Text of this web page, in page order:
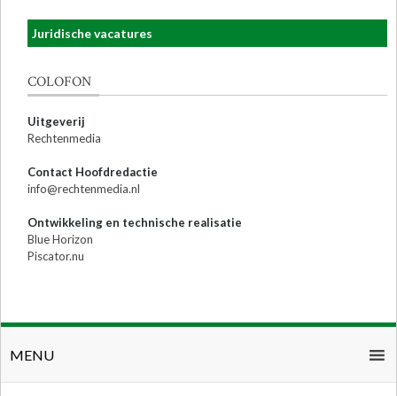
Juridische vacatures
COLOFON
Uitgeverij
Rechtenmedia
Contact Hoofdredactie
info@rechtenmedia.nl
Ontwikkeling en technische realisatie
Blue Horizon
Piscator.nu
MENU